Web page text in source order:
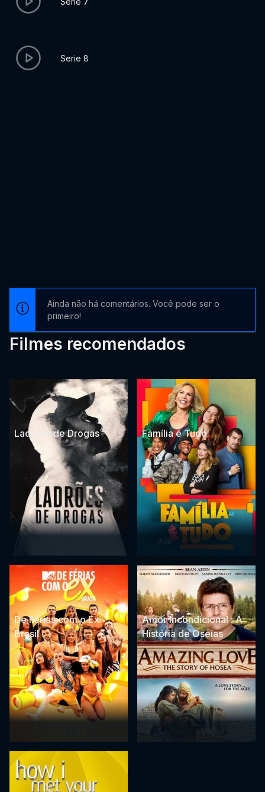
Serie 8
Ainda não há comentários. Você pode ser o
primeiro!
Filmes recomendados
Ladrões de Drogas Família é Tudo
De Férias com o Ex
Brasil
Amor Incondicional : A
História de Oseias